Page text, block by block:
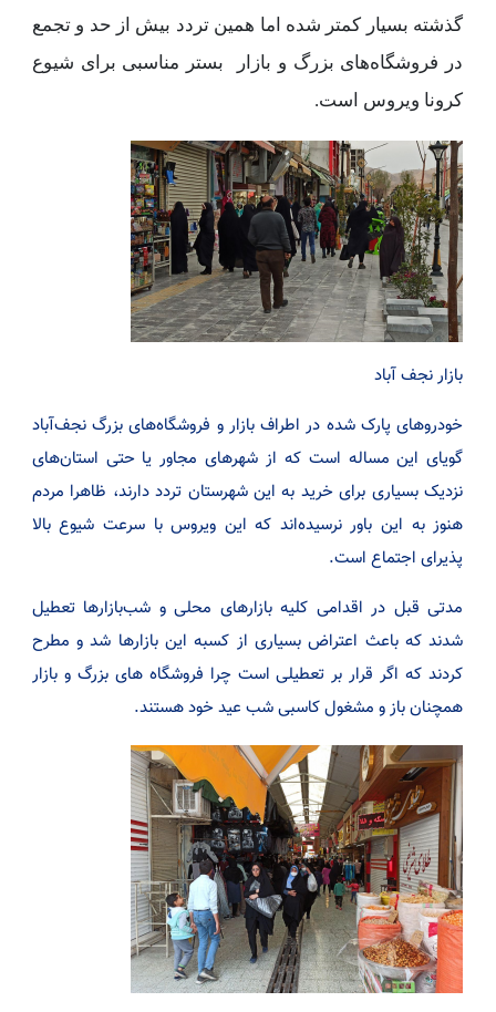
گذشته بسیار کمتر شده اما همین تردد بیش از حد و تجمع
در فروشگاه‌های بزرگ و بازار بستر مناسبی برای شیوع
کرونا ویروس است.
بازار نجف آباد
خودروهای پارک شده در اطراف بازار و فروشگاه‌های بزرگ نجف‌آباد
گویای این مساله است که از شهرهای مجاور یا حتی استان‌های
نزدیک بسیاری برای خرید به این شهرستان تردد دارند، ظاهرا مردم
هنوز به این باور نرسیده‌اند که این ویروس با سرعت شیوع بالا
پذیرای اجتماع است.
مدتی قبل در اقدامی کلیه بازارهای محلی و شب‌بازارها تعطیل
شدند که باعث اعتراض بسیاری از کسبه این بازارها شد و مطرح
کردند که اگر قرار بر تعطیلی است چرا فروشگاه های بزرگ و بازار
همچنان باز و مشغول کاسبی شب عید خود هستند.